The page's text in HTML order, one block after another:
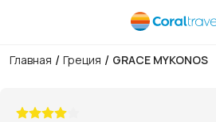
Главная / Греция / GRACE MYKONOS